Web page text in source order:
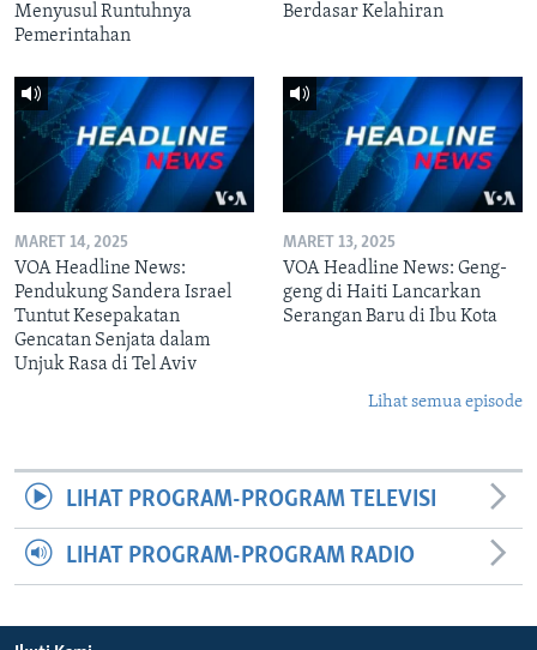
Menyusul Runtuhnya
Pemerintahan
Berdasar Kelahiran
MARET 14, 2025
VOA Headline News:
Pendukung Sandera Israel
Tuntut Kesepakatan
Gencatan Senjata dalam
Unjuk Rasa di Tel Aviv
MARET 13, 2025
VOA Headline News: Geng-
geng di Haiti Lancarkan
Serangan Baru di Ibu Kota
Lihat semua episode
LIHAT PROGRAM-PROGRAM TELEVISI
LIHAT PROGRAM-PROGRAM RADIO